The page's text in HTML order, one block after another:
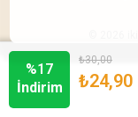
%17
İndirim
₺30,00
₺24,90
© 2026